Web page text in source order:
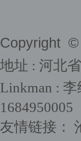
Copyright
地址 : 河北
Linkman :
1684950005
友情链接：